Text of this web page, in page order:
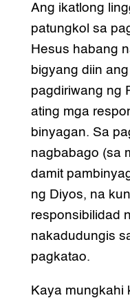
Ang ikatlong
patungkol sa
Hesus habang
bigyang diin
pagdiriwang ng
ating mga
binyagan. Sa
nagbabago (sa
damit
ng Diyos, na
responsibilidad
nakadudungis
pagkatao.
Kaya mungkahi